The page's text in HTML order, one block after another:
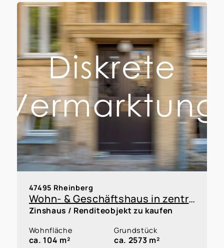
47495 Rheinberg
Wohn- & Geschäftshaus in zentraler Fußgängerzone von Rheinberg
Zinshaus / Renditeobjekt zu kaufen
Wohnfläche
ca. 104 m²
Grundstück
ca. 2573 m²